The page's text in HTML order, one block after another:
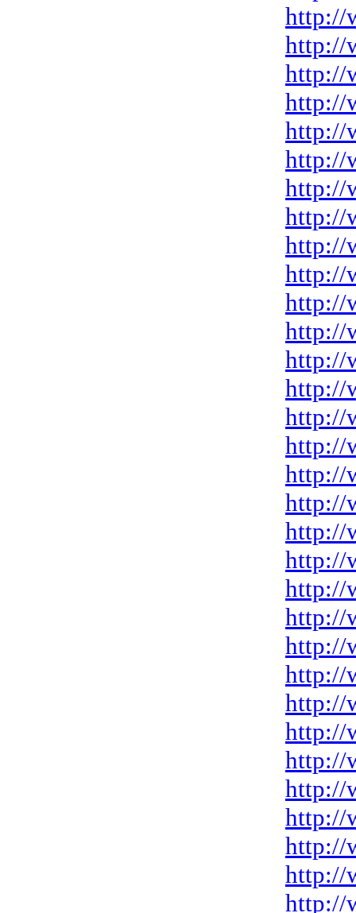
http://
http://
http://
http://
http://
http://
http://
http://
http://
http://
http://
http://
http://
http://
http://
http://
http://
http://
http://
http://
http://
http://
http://
http://
http://
http://
http://
http://
http://
http://
http://
http://